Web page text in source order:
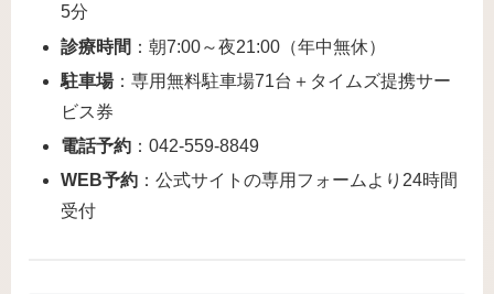
5分
診療時間 ：朝7:00～夜21:00（年中無休）
駐車場：専用無料駐車場71台＋タイムズ提携サー
ビス券
電話予約 ：042-559-8849
WEB予約 ：公式サイトの専用フォームより24時間
受付